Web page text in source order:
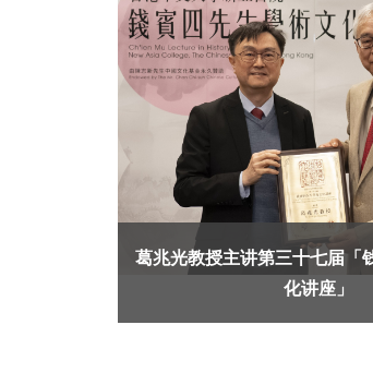
葛兆光教授主讲第三十七届「
化讲座」